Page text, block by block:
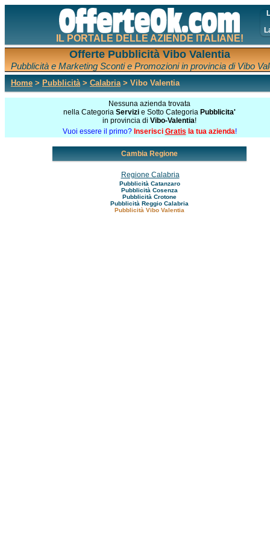
IL PORTALE DELLE AZIENDE ITALIANE!
Offerte Pubblicità Vibo Valentia
Pubblicità e Marketing Sconti e Promozioni in provincia di Vibo
Home > Pubblicità> Calabria> Vibo Valentia
Nessuna azienda trovata
nella Categoria Servizi e Sotto Categoria Pubblicita'
in provincia di Vibo-Valentia!
Vuoi essere il primo? Inserisci Gratis la tua azienda!
Cambia Regione
Regione Calabria
Pubblicità Catanzaro
Pubblicità Cosenza
Pubblicità Crotone
Pubblicità Reggio Calabria
Pubblicità Vibo Valentia